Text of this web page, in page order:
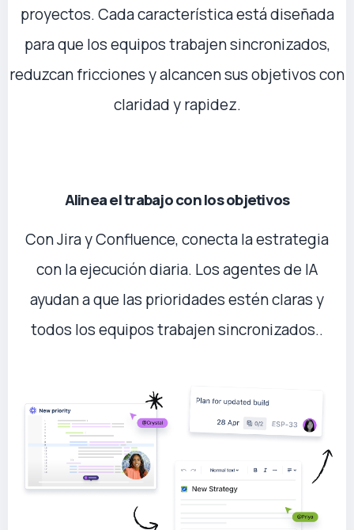
proyectos. Cada característica está diseñada
para que los equipos trabajen sincronizados,
reduzcan fricciones y alcancen sus objetivos con
claridad y rapidez.
Alinea el trabajo con los objetivos
Con Jira y Confluence, conecta la estrategia
con la ejecución diaria. Los agentes de IA
ayudan a que las prioridades estén claras y
todos los equipos trabajen sincronizados..